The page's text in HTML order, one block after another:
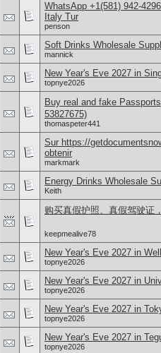
WhatsApp +1(581) 942-
Italy Tur
penson
Soft Drinks Wholesale
mannick
New Year's Eve 2027 in
topnye2026
Buy real and fake
53827675)
thomaspeter441
Sur https://
obtenir
markmark
Energy Drinks Wholesale
Keith
购买真假护照、真假驾驶证
keepmealive78
New Year's Eve 2027 in
topnye2026
New Year's Eve 2027 in
topnye2026
New Year's Eve 2027 in
topnye2026
New Year's Eve 2027 in
topnye2026